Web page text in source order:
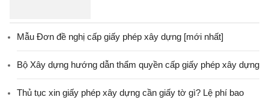
Mẫu Đơn đề nghị cấp giấy phép xây dựng [mới nhất]
Bộ Xây dựng hướng dẫn thẩm quyền cấp giấy phép xây dựng
Thủ tục xin giấy phép xây dựng cần giấy tờ gì? Lệ phí bao